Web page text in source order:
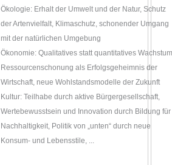
Ökologie: Erhalt der Umwelt und der Natur, Schutz
der Artenvielfalt, Klimaschutz, schonender Umgang
mit der natürlichen Umgebung
Ökonomie: Qualitatives statt quantitatives
Ressourcenschonung als Erfolgsgeheimnis der
Wirtschaft, neue Wohlstandsmodelle der Zukunft
Kultur: Teilhabe durch aktive Bürgergesellschaft,
Wertebewusstsein und Innovation durch Bildung für
Nachhaltigkeit, Politik von „unten“ durch neue
Konsum- und Lebensstile, ...